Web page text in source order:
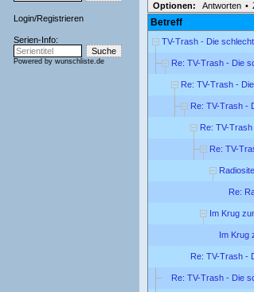
Login/Registrieren
Serien-Info:
Powered by wunschliste.de
Optionen: Antworten •
Betreff
TV-Trash - Die
Re: TV-Trash - Die
Re: TV-Trash -
Re: TV-Trash -
Re: TV-
Re: TV-
Re:
Im Krug
Im Krug
Re: TV-Trash -
Re: TV-Trash - Die